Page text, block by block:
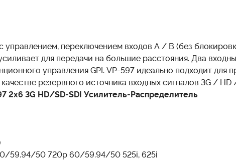
управлением, переключением входов A / B (без
для передачи на большие расстояния. Два
управления GPI. VP-597 идеально подходит для
резервного источника входных сигналов 3G / HD
2x6 3G HD/SD-SDI Усилитель-Распределитель
59.94/50 720p 60/59.94/50 525i, 625i